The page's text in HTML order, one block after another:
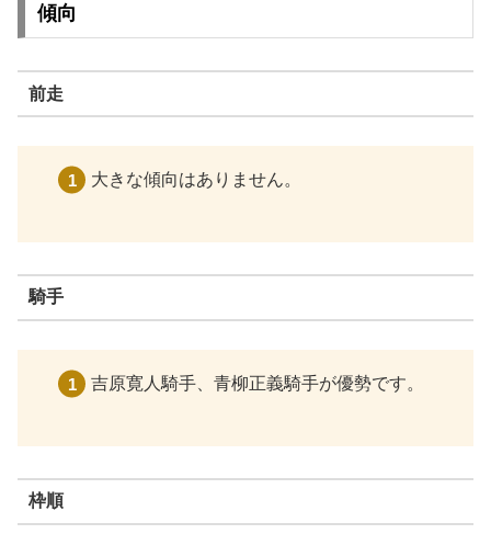
傾向
前走
大きな傾向はありません。
騎手
吉原寛人騎手、青柳正義騎手が優勢です。
枠順